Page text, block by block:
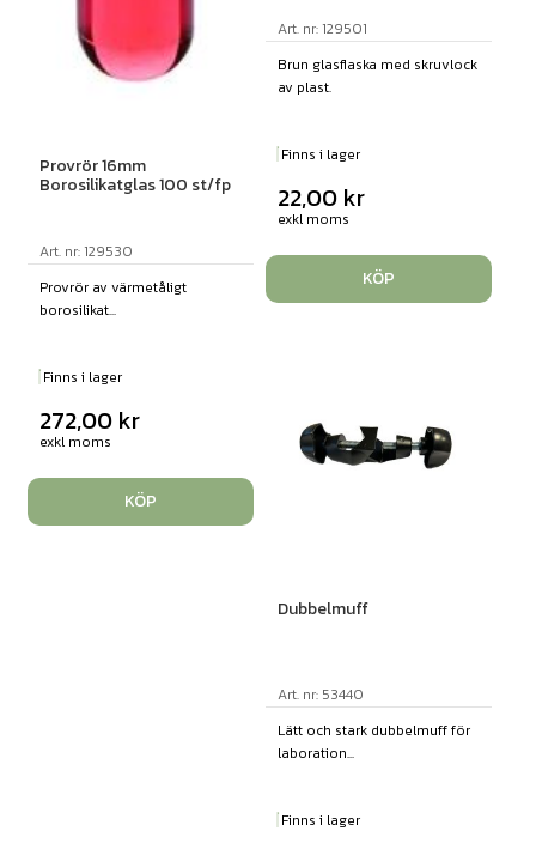
Provrör 16mm
Borosilikatglas 100 st/fp
Art. nr: 129530
Provrör av värmetåligt
borosilikat...
Finns i lager
272,00 kr
exkl moms
KÖP
Art. nr: 129501
Brun glasflaska med skruvlock
av plast.
Finns i lager
22,00 kr
exkl moms
KÖP
Dubbelmuff
Art. nr: 53440
Lätt och stark dubbelmuff för
laboration...
Finns i lager